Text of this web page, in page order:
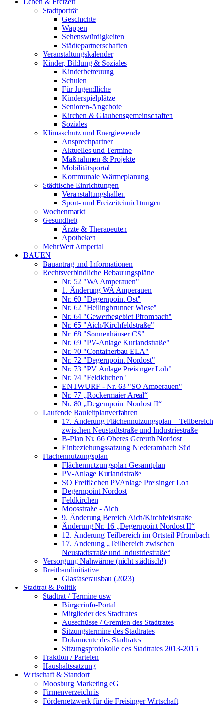
Leben & Freizeit
Stadtporträt
Geschichte
Wappen
Sehenswürdigkeiten
Städtepartnerschaften
Veranstaltungskalender
Kinder, Bildung & Soziales
Kinderbetreuung
Schulen
Für Jugendliche
Kinderspielplätze
Senioren-Angebote
Kirchen & Glaubensgemeinschaften
Soziales
Klimaschutz und Energiewende
Ansprechpartner
Aktuelles und Termine
Maßnahmen & Projekte
Mobilitätsportal
Kommunale Wärmeplanung
Städtische Einrichtungen
Veranstaltungshallen
Sport- und Freizeiteinrichtungen
Wochenmarkt
Gesundheit
Ärzte & Therapeuten
Apotheken
MehrWert Ampertal
BAUEN
Bauantrag und Informationen
Rechtsverbindliche Bebauungspläne
Nr. 52 "WA Amperauen"
1. Änderung WA Amperauen
Nr. 60 "Degernpoint Ost"
Nr. 62 "Heilingbrunner Wiese"
Nr. 64 "Gewerbegebiet Pfrombach"
Nr. 65 "Aich/Kirchfeldstraße"
Nr. 68 "Sonnenhäuser CS"
Nr. 69 "PV-Anlage Kurlandstraße"
Nr. 70 "Containerbau ELA"
Nr. 72 "Degernpoint Nordost"
Nr. 73 "PV-Anlage Preisinger Loh"
Nr. 74 "Feldkirchen"
ENTWURF - Nr. 63 "SO Amperauen"
Nr. 77 „Rockermaier Areal“
Nr. 80 „Degernpoint Nordost II“
Laufende Bauleitplanverfahren
17. Änderung Flächennutzungsplan – Teilbereich
zwischen Neustadtstraße und Industriestraße
B-Plan Nr. 66 Oberes Gereuth Nordost
Einbeziehungssatzung Niederambach Süd
Flächennutzungsplan
Flächennutzungsplan Gesamtplan
PV-Anlage Kurlandstraße
SO Freiflächen PV­Anlage Preisinger Loh
Degernpoint Nordost
Feldkirchen
Moosstraße - Aich
9. Änderung Bereich Aich/Kirchfeldstraße
Änderung Nr. 16 „Degernpoint Nordost II“
12. Änderung Teilbereich im Ortsteil Pfrombach
17. Änderung „Teilbereich zwischen
Neustadtstraße und Industriestraße“
Versorgung Nahwärme (nicht städtisch!)
Breitbandinitiative
Glasfaserausbau (2023)
Stadtrat & Politik
Stadtrat / Termine usw
Bürgerinfo-Portal
Mitglieder des Stadtrates
Ausschüsse / Gremien des Stadtrates
Sitzungstermine des Stadtrates
Dokumente des Stadtrates
Sitzungsprotokolle des Stadtrates 2013-2015
Fraktion / Parteien
Haushaltssatzung
Wirtschaft & Standort
Moosburg Marketing eG
Firmenverzeichnis
Fördernetzwerk für die Freisinger Wirtschaft